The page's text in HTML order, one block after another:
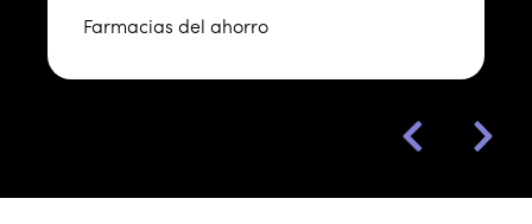
Farmacias del ahorro